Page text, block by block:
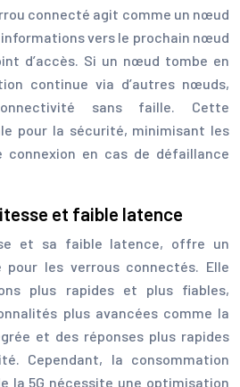
connecté agit comme un nœud
vers le prochain nœud
d’accès. Si un nœud tombe en
continue via d’autres nœuds,
sans faille. Cette
pour la sécurité, minimisant les
connexion en cas de défaillance
et faible latence
et sa faible latence, offre un
pour les verrous connectés. Elle
plus rapides et plus fiables,
plus avancées comme la
et des réponses plus rapides
Cependant, la consommation
la 5G nécessite une optimisation